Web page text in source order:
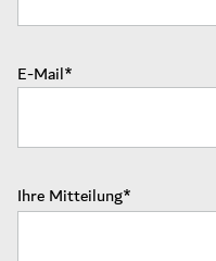
E-Mail
Ihre Mitteilung